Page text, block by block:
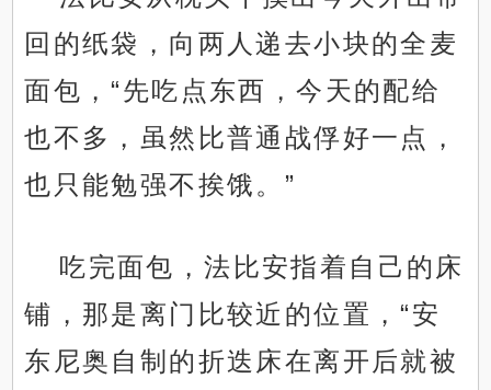
回的纸袋，向两人递去小块的全麦
面包，“先吃点东西，今天的配给
也不多，虽然比普通战俘好一点，
也只能勉强不挨饿。”
吃完面包，法比安指着自己的床
铺，那是离门比较近的位置，“安
东尼奥自制的折迭床在离开后就被